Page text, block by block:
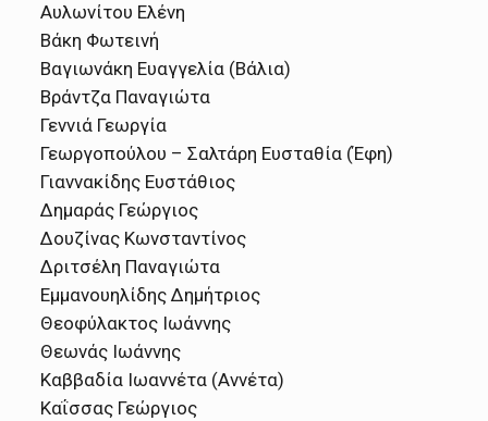
Αυλωνίτου Ελένη
Βάκη Φωτεινή
Βαγιωνάκη Ευαγγελία (Βάλια)
Βράντζα Παναγιώτα
Γεννιά Γεωργία
Γεωργοπούλου – Σαλτάρη Ευσταθία (Έφη)
Γιαννακίδης Ευστάθιος
Δημαράς Γεώργιος
Δουζίνας Κωνσταντίνος
Δριτσέλη Παναγιώτα
Εμμανουηλίδης Δημήτριος
Θεοφύλακτος Ιωάννης
Θεωνάς Ιωάννης
Καββαδία Ιωαννέτα (Αννέτα)
Καΐσσας Γεώργιος